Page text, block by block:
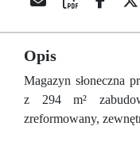
Opis
Magazyn słoneczna
z 294 m²
zreformowany,